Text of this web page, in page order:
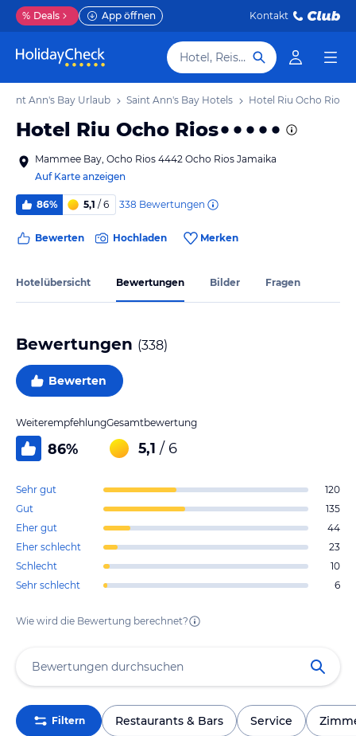
% Deals App öffnen Kontakt
Hotel, Reiseziel
Saint Ann's Bay Urlaub Saint Ann's Bay Hotels Hotel Riu Ocho Rios
Hotel Riu Ocho Rios
Mammee Bay, Ocho Rios 4442 Ocho Rios Jamaika
Auf Karte anzeigen
86% 5,1 / 6 338 Bewertungen
Bewerten Hochladen Merken
Hotelübersicht Bewertungen Bilder Fragen
Bewertungen (338)
Bewerten
Weiterempfehlung
86%
Gesamtbewertung
5,1 / 6
Sehr gut
120
Gut
135
Eher gut
44
Eher schlecht
23
Schlecht
10
Sehr schlecht
6
Wie wird die Bewertung berechnet?
Filtern Restaurants & Bars Service